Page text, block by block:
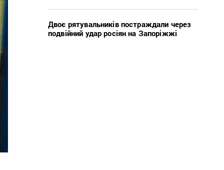
Двоє рятувальників постраждали через
подвійний удар росіян на Запоріжжі